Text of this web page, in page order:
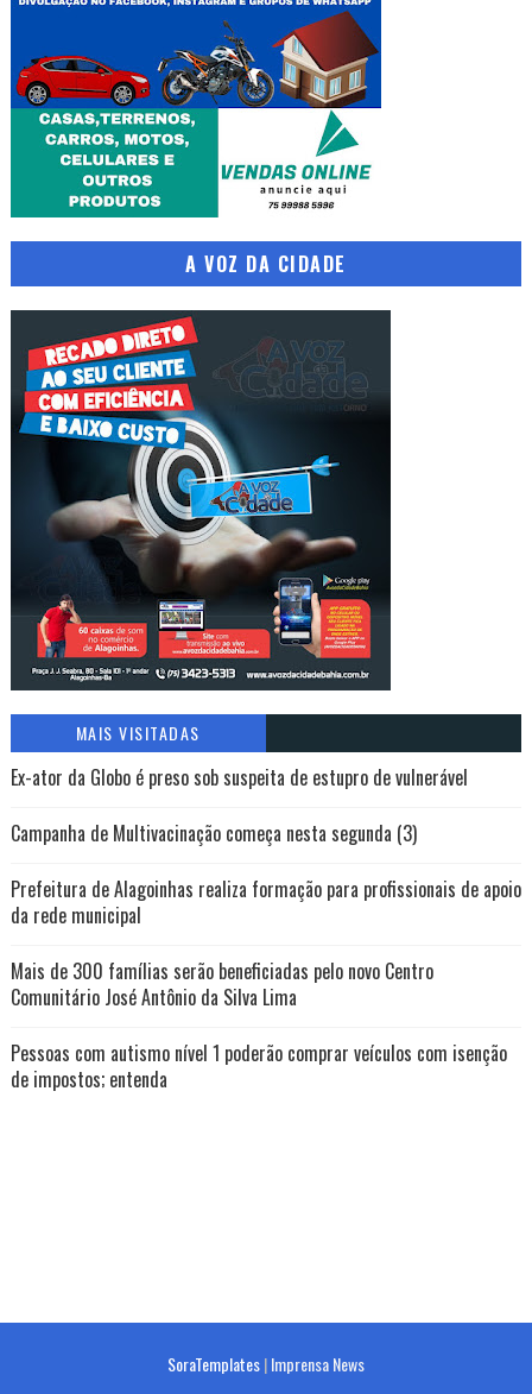
A VOZ DA CIDADE
MAIS VISITADAS
Ex-ator da Globo é preso sob suspeita de estupro de vulnerável
Campanha de Multivacinação começa nesta segunda (3)
Prefeitura de Alagoinhas realiza formação para profissionais de apoio
da rede municipal
Mais de 300 famílias serão beneficiadas pelo novo Centro
Comunitário José Antônio da Silva Lima
Pessoas com autismo nível 1 poderão comprar veículos com isenção
de impostos; entenda
SoraTemplates|Imprensa News